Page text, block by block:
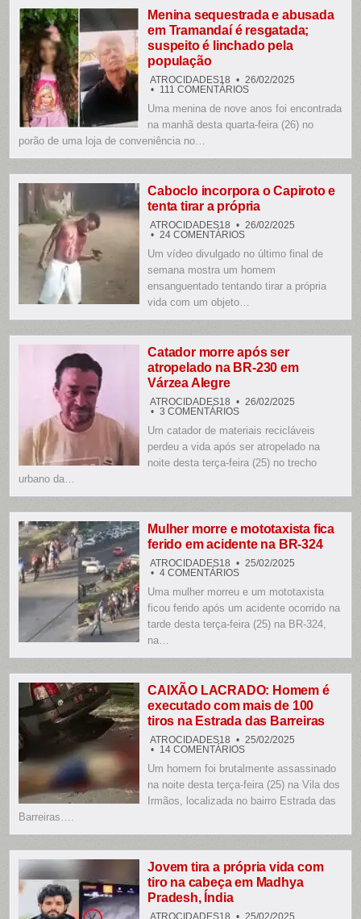
CAMPOS
Menina sequestrada e abusada
em Tramandaí é resgatada;
suspeito é linchado pela
população
ATROCIDADES18
26/02/2025
111 COMENTÁRIOSEM
SEQUESTRADA
ABUSADA
É
SUSPEITO
É
LINCHADO
PELA
Uma menina de nove anos foi encontrada
na manhã desta quarta-feira (26) no
porão de uma loja de conveniência no…
Caboclo incorpora o Capiroto e
tenta tirar a própria
ATROCIDADES18
26/02/2025
24 COMENTÁRIOSEM
INCORPORA
CAPIROTO
E
TENTA
PRÓPRIA
Um vídeo divulgado no último final de
semana mostra um homem
ensanguentado tentando tirar a própria
vida com um objeto…
Catador morre após ser
atropelado na BR-230 em
Várzea Alegre
ATROCIDADES18
26/02/2025
3 COMENTÁRIOSEM
MORRE
SER
ATROPELADO
NA
EM
Um catador de materiais recicláveis
perdeu a vida após ser atropelado na
noite desta terça-feira (25) no trecho
urbano da…
Mulher morre e mototaxista fica
ferido em acidente na BR-324
ATROCIDADES18
25/02/2025
4 COMENTÁRIOSEM
MORRE
MOTOTAXISTA
FICA
FERIDO
NA
Uma mulher morreu e um mototaxista
ficou ferido após um acidente ocorrido na
tarde desta terça-feira (25) na BR-324,
na…
CAIXÃO LACRADO: Homem é
executado com mais de 100
tiros na Estrada das Barreiras
ATROCIDADES18
25/02/2025
14 COMENTÁRIOSEM
LACRADO:
HOMEM
É
EXECUTADO
COM
100
ESTRADA
DAS
BARREIRAS
Um homem foi brutalmente assassinado
na noite desta terça-feira (25) na Vila dos
Irmãos, localizada no bairro Estrada das
Barreiras….
Jovem tira a própria vida com
tiro na cabeça em Madhya
Pradesh, Índia